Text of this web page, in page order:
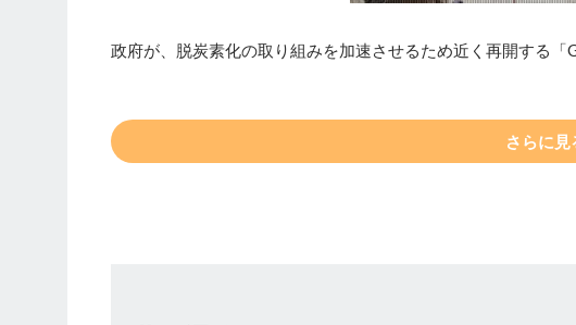
政府が、脱炭素化の取り組みを加速させるため近く再開する
さらに見